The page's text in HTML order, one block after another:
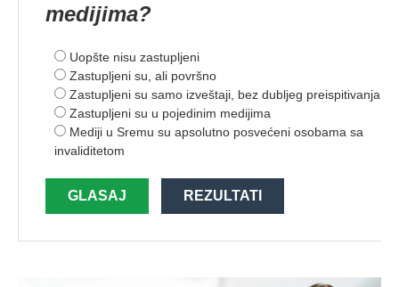
medijima?
Uopšte nisu zastupljeni
Zastupljeni su, ali površno
Zastupljeni su samo izveštaji, bez dubljeg preispitivanja
Zastupljeni su u pojedinim medijima
Mediji u Sremu su apsolutno posvećeni osobama sa
invaliditetom
GLASAJ REZULTATI